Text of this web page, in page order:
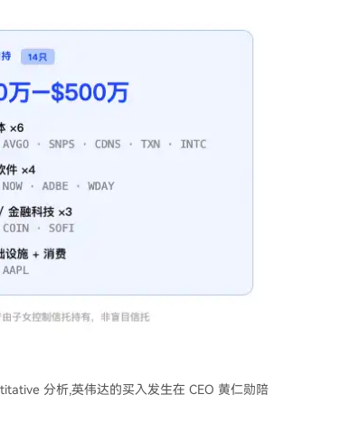
分析,英伟达的买入发生在 CEO 黄仁勋陪